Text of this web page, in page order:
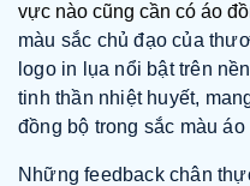
vực nào cũng cần có áo
màu sắc chủ đạo của
logo in lụa nổi bật trên
tinh thần nhiệt huyết,
đồng bộ trong sắc màu áo
Những feedback chân